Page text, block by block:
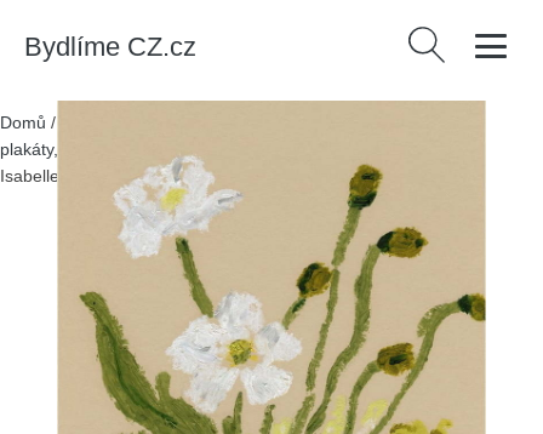
Bydlíme CZ.cz Vyhledávání
Domů /
plakáty, cedule > Plakáty
Isabelle Vandeplassche – The Poster Club